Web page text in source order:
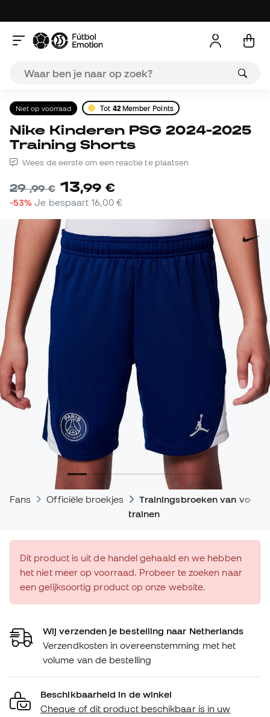
Niet op voorraad Tot 42Member Points
Nike Kinderen PSG 2024-2025
Training Shorts
Wees de eerste om een reactie te plaatsen
29,99 € 13,99 €
-53% Je bespaart16,00 €
Fans Officiële broekjes
Trainingsbroeken van
trainen
Dit product is uit de handel gehaald en we hebben
het niet meer op voorraad. Probeer te zoeken naar
een gelijksoortig product op onze website.
Wij verzenden je bestelling naar Netherlands
Verzendkosten in overeenstemming met het
volume van de bestelling
Beschikbaarheid in de winkel
Cheque of dit product beschikbaar is in uw